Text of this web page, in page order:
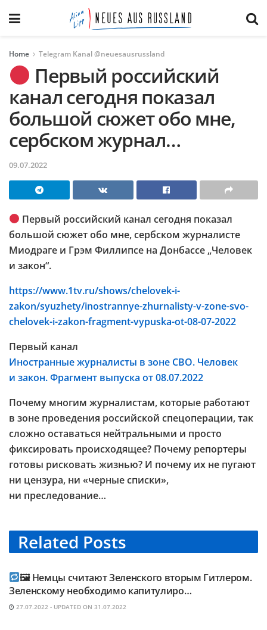
Home Telegram Kanal @neuesausrussland
Первый российский
канал сегодня показал
большой сюжет обо мне,
сербском журнал…
09.07.2022
Первый российский канал сегодня показал
большой сюжет обо мне, сербском журналисте
Миодраге и Грэм Филлипсе на Донбассе „Человек
и закон“.
https://www.1tv.ru/shows/chelovek-i-
zakon/syuzhety/inostrannye-zhurnalisty-v-zone-svo-
chelovek-i-zakon-fragment-vypuska-ot-08-07-2022
Первый канал
Иностранные журналисты в зоне СВО. Человек
и закон. Фрагмент выпуска от 08.07.2022
Почему многим журналистам, которые работают
в зоне проведения российской спецоперации, так
сложно оставаться нейтральными и просто
фиксировать происходящее? Почему репортеры
готовы рисковать жизнью? И почему их не пугают
ни цензура, ни «черные списки»,
ни преследование…
Related Posts
TELEGRAM KANAL @NEUESAUSRUSSLAND
🖼 Немцы считают Зеленского вторым Гитлером.
Зеленскому необходимо капитулиро…
27.07.2022 - UPDATED ON 31.07.2022